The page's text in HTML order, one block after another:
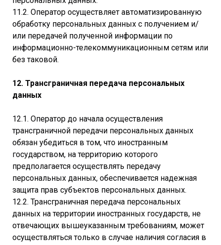
11.2. Оператор осуществляет автоматизированную
обработку персональных данных с получением и/
или передачей полученной информации по
информационно-телекоммуникационным сетям или
без таковой.
12. Трансграничная передача персональных
данных
12.1. Оператор до начала осуществления
трансграничной передачи персональных данных
обязан убедиться в том, что иностранным
государством, на территорию которого
предполагается осуществлять передачу
персональных данных, обеспечивается надежная
защита прав субъектов персональных данных.
12.2. Трансграничная передача персональных
данных на территории иностранных государств, не
отвечающих вышеуказанным требованиям, может
осуществляться только в случае наличия согласия в